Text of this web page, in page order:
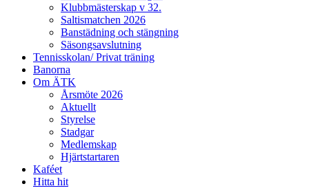
Klubbmästerskap v 32.
Saltismatchen 2026
Banstädning och stängning
Säsongsavslutning
Tennisskolan/ Privat träning
Banorna
Om ÄTK
Årsmöte 2026
Aktuellt
Styrelse
Stadgar
Medlemskap
Hjärtstartaren
Kaféet
Hitta hit